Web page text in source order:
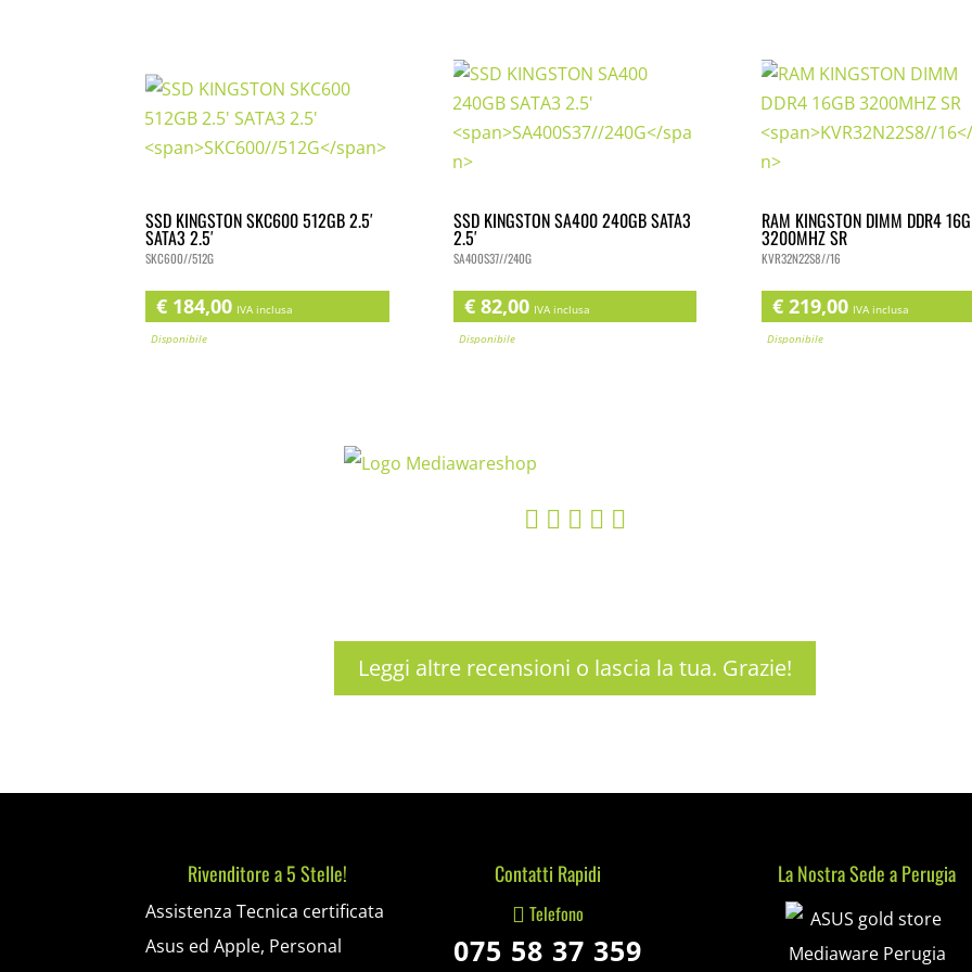
SSD KINGSTON SKC600 512GB 2.5′
SATA3 2.5′
SKC600//512G
€ 184,00 IVA inclusa
Disponibile
SSD KINGSTON SA400 240GB SATA3
2.5′
SA400S37//240G
€82,00 IVA inclusa
Disponibile
RAM KINGSTON DIMM DDR4
3200MHZ SR
KVR32N22S8//16
€219,00 IVA inclusa
Disponibile
    
Leggi altre recensioni o lascia la tua. Grazie!
Rivenditore a 5 Stelle!
Assistenza Tecnica certificata
Asus ed Apple, Personal
Contatti Rapidi
 Telefono
075 58 37 359
La Nostra Sede a Perugia
Mediaware